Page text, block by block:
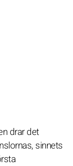
drar det
sinnets